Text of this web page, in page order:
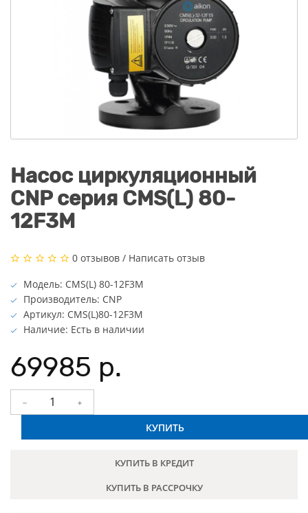
Насос циркуляционный
CNP серия CMS(L) 80-
12F3M
0 отзывов / Написать отзыв
Модель: CMS(L) 80-12F3M
Производитель: CNP
Артикул: CMS(L)80-12F3M
Наличие: Есть в наличии
69985 р.
КУПИТЬ
КУПИТЬ В КРЕДИТ
КУПИТЬ В РАССРОЧКУ